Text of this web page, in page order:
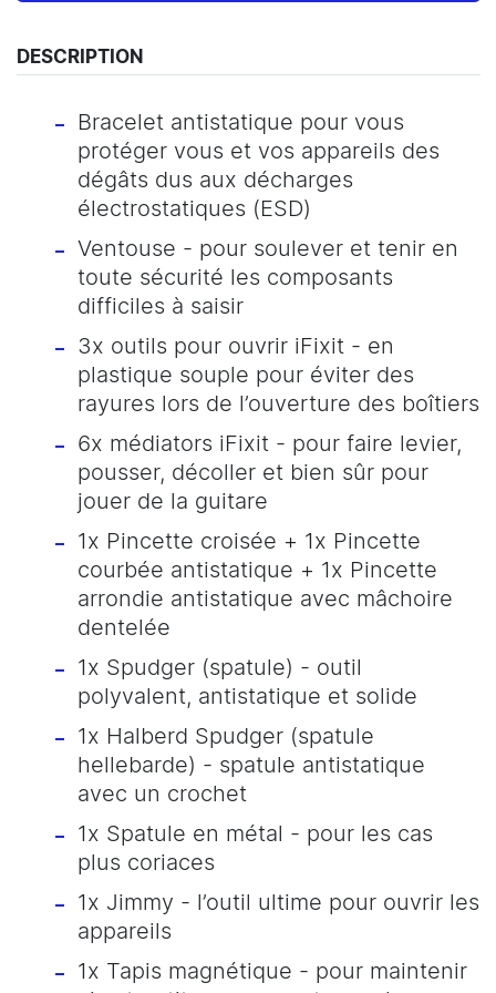
DESCRIPTION
Bracelet antistatique pour vous
protéger vous et vos appareils des
dégâts dus aux décharges
électrostatiques (ESD)
Ventouse - pour soulever et tenir en
toute sécurité les composants
difficiles à saisir
3x outils pour ouvrir iFixit - en
plastique souple pour éviter des
rayures lors de l’ouverture des boîtiers
6x médiators iFixit - pour faire levier,
pousser, décoller et bien sûr pour
jouer de la guitare
1x Pincette croisée + 1x Pincette
courbée antistatique + 1x Pincette
arrondie antistatique avec mâchoire
dentelée
1x Spudger (spatule) - outil
polyvalent, antistatique et solide
1x Halberd Spudger (spatule
hellebarde) - spatule antistatique
avec un crochet
1x Spatule en métal - pour les cas
plus coriaces
1x Jimmy - l’outil ultime pour ouvrir les
appareils
1x Tapis magnétique - pour maintenir